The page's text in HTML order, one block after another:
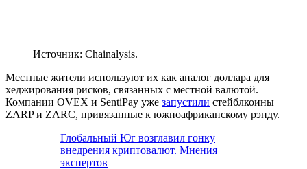
Источник: Chainalysis.
Местные жители используют их как аналог доллара для
хеджирования рисков, связанных с местной валютой.
Компании OVEX и SentiPay уже запустили стейблкоины
ZARP и ZARC, привязанные к южноафриканскому рэнду.
Глобальный Юг возглавил гонку
внедрения криптовалют. Мнения
экспертов